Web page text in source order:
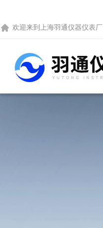
欢迎来到 上海羽通仪器仪表厂